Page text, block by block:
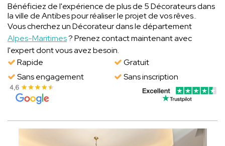
Bénéficiez de l'expérience de plus de 5 Décorateurs dans
la ville de Antibes pour réaliser le projet de vos rêves..
Vous cherchez un Décorateur dans le département
Alpes-Maritimes? Prenez contact maintenant avec
l'expert dont vous avez besoin.
Rapide
Gratuit
Sans engagement
Sans inscription